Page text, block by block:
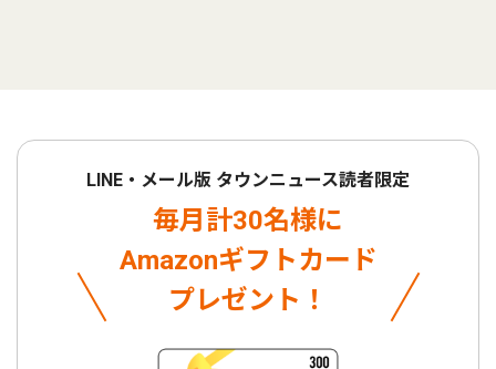
LINE・メール版 タウンニュース読者限定
毎月計30名様に
Amazonギフトカード
プレゼント！